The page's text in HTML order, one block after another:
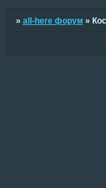
» all-here форум »